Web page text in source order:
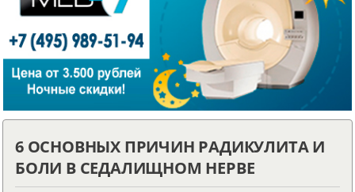
6 ОСНОВНЫХ ПРИЧИН РАДИКУЛИТА И
БОЛИ В СЕДАЛИЩНОМ НЕРВЕ